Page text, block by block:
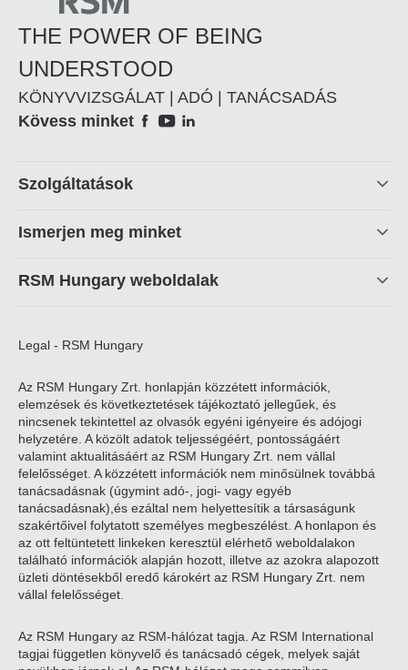
THE POWER OF BEING
UNDERSTOOD
KÖNYVVIZSGÁLAT | ADÓ | TANÁCSADÁS
Social
Kövess minket
Footer
Szolgáltatások
Ismerjen meg minket
RSM Hungary weboldalak
Legal - RSM Hungary
Az RSM Hungary Zrt. honlapján közzétett információk,
elemzések és következtetések tájékoztató jellegűek, és
nincsenek tekintettel az olvasók egyéni igényeire és adójogi
helyzetére. A közölt adatok teljességéért, pontosságáért
valamint aktualitásáért az RSM Hungary Zrt. nem vállal
felelősséget. A közzétett információk nem minősülnek továbbá
tanácsadásnak (úgymint adó-, jogi- vagy egyéb
tanácsadásnak),és ezáltal nem helyettesítik a társaságunk
szakértőivel folytatott személyes megbeszélést. A honlapon és
az ott feltüntetett linkeken keresztül elérhető weboldalakon
található információk alapján hozott, illetve az azokra alapozott
üzleti döntésekből eredő károkért az RSM Hungary Zrt. nem
vállal felelősséget.
Az RSM Hungary az RSM-hálózat tagja. Az RSM International
tagjai független könyvelő és tanácsadó cégek, melyek saját